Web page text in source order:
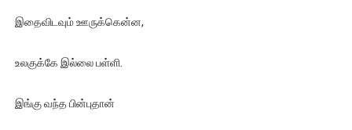
இதைவிடவும் ஊருக்கென்ன,
உலகுக்கே இல்லை பள்ளி.
இங்கு வந்த பின்புதான்